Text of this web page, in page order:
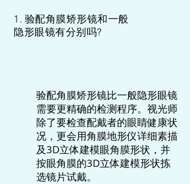
1. 验配角膜矫形镜和一般
隐形眼镜有分别吗?
验配角膜矫形镜比一般隐形眼镜
需要更精确的检测程序。视光师
除了要检查配戴者的眼睛健康状
况，更会用角膜地形仪详细素描
及3D立体建模眼角膜形状，并
按眼角膜的3D立体建模形状拣
选镜片试戴。